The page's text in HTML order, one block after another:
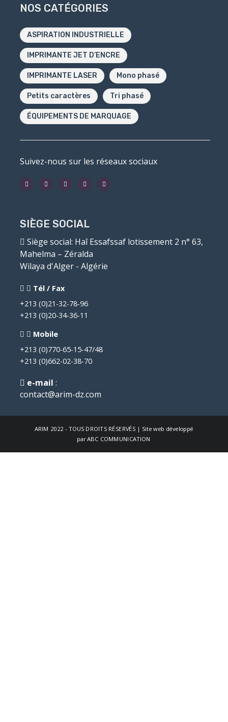
NOS CATÉGORIES
ASPIRATION INDUSTRIELLE
IMPRIMANTE JET D’ENCRE
IMPRIMANTE LASER Mono phasé
Petits caractères Tri phasé
ÉQUIPEMENTS DE MARQUAGE
Suivez-nous sur les réseaux sociaux
SIÈGE SOCIAL
Siège social: Haî Essafssaf lotissement 2 n° 63,
Mahelma – Zéralda
Wilaya d'Alger - Algérie
Tél / Fax
+213 (0)21-32-78-96
+213 (0)20-34-36-11
Mobile
+213 (0)770-65-15-47/48
+213 (0)662-02-38-70
e-mail:
contact@arim-dz.com
ARIM 2022 - TOUS DROITS RÉSERVÉS | Site web développé
par ABC COMMUNICATION